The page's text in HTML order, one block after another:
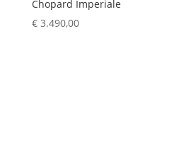
Chopard Imperiale
€3.490,00